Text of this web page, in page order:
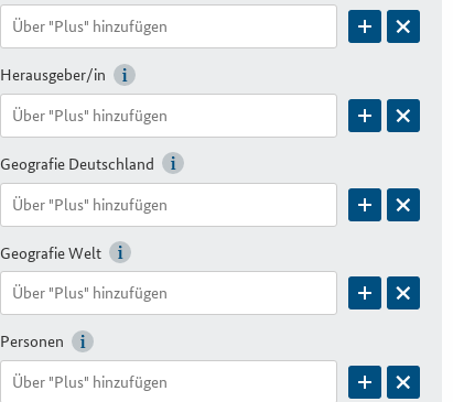
Herausgeber/in
Geografie Deutschland
Geografie Welt
Personen